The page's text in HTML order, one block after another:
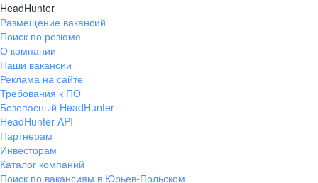
HeadHunter
Размещение вакансий
Поиск по резюме
О компании
Наши вакансии
Реклама на сайте
Требования к ПО
Безопасный HeadHunter
HeadHunter API
Партнерам
Инвесторам
Каталог компаний
Поиск по вакансиям в Юрьев-Польском